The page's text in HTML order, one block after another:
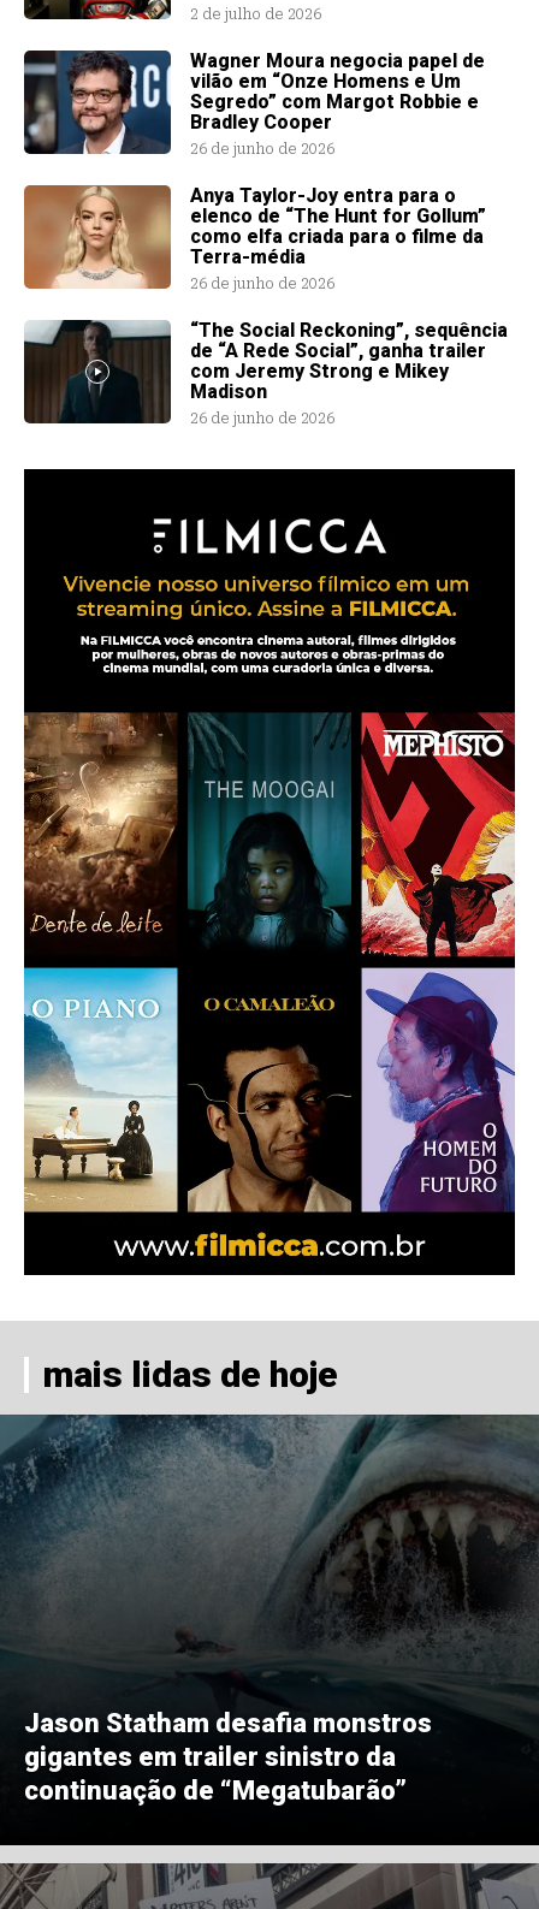
2 de julho de 2026
Wagner Moura negocia papel de
vilão em “Onze Homens e Um
Segredo” com Margot Robbie e
Bradley Cooper
26 de junho de 2026
Anya Taylor-Joy entra para o
elenco de “The Hunt for Gollum”
como elfa criada para o filme da
Terra-média
26 de junho de 2026
“The Social Reckoning”, sequência
de “A Rede Social”, ganha trailer
com Jeremy Strong e Mikey
Madison
26 de junho de 2026
mais lidas de hoje
Jason Statham desafia monstros
gigantes em trailer sinistro da
continuação de “Megatubarão”